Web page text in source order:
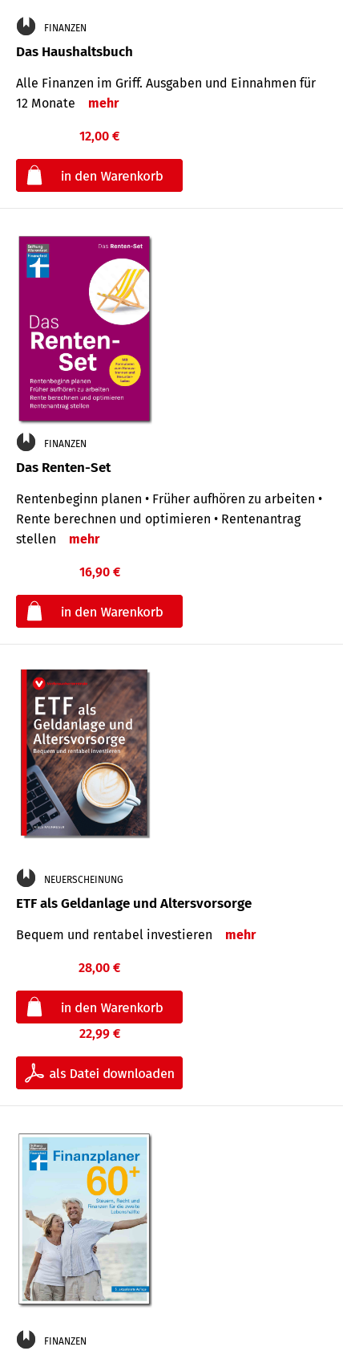
FINANZEN
Das Haushaltsbuch
Alle Finanzen im Griff. Aus­gaben und Ein­nahmen für
12 Monate
mehr
12,00 €
FINANZEN
Das Renten-Set
Rentenbeginn planen • Früher aufhören zu arbeiten •
Rente berechnen und optimieren • Rentenantrag
stellen
mehr
16,90 €
NEUERSCHEINUNG
ETF als Geldanlage und Altersvorsorge
Bequem und rentabel investieren mehr
28,00 €
22,99 €
FINANZEN